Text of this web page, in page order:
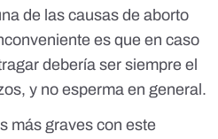
de las causas de aborto
es que en caso
debería ser siempre el
y no esperma en general.
más graves con este